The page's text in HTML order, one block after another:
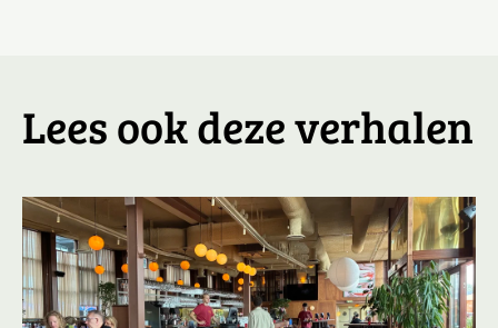
Lees ook deze verhalen